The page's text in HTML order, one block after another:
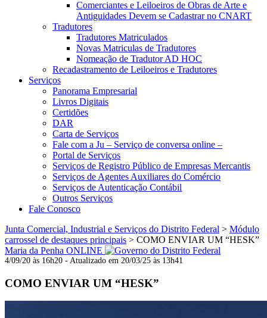
Comerciantes e Leiloeiros de Obras de Arte e
Antiguidades Devem se Cadastrar no CNART
Tradutores
Tradutores Matriculados
Novas Matriculas de Tradutores
Nomeação de Tradutor AD HOC
Recadastramento de Leiloeiros e Tradutores
Serviços
Panorama Empresarial
Livros Digitais
Certidões
DAR
Carta de Serviços
Fale com a Ju – Serviço de conversa online –
Portal de Serviços
Serviços de Registro Público de Empresas Mercantis
Serviços de Agentes Auxiliares do Comércio
Serviços de Autenticação Contábil
Outros Serviços
Fale Conosco
Junta Comercial, Industrial e Serviços do Distrito Federal > Módulo
carrossel de destaques principais > COMO ENVIAR UM “HESK”
Maria da Penha ONLINE
4/09/20 às 16h20 - Atualizado em 20/03/25 às 13h41
COMO ENVIAR UM “HESK”